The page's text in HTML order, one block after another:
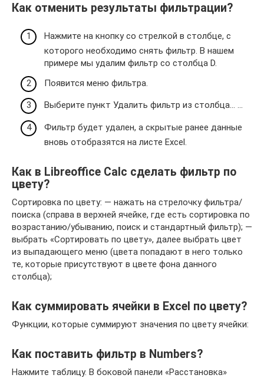
Как отменить результаты фильтрации?
Нажмите на кнопку со стрелкой в столбце, с
которого необходимо снять фильтр. В нашем
примере мы удалим фильтр со столбца D.
Появится меню фильтра.
Выберите пункт Удалить фильтр из столбца… …
Фильтр будет удален, а скрытые ранее данные
вновь отобразятся на листе Excel.
Как в Libreoffice Calc сделать фильтр по
цвету?
Сортировка по цвету: — нажать на стрелочку фильтра/
поиска (справа в верхней ячейке, где есть сортировка по
возрастанию/убыванию, поиск и стандартный фильтр); —
выбрать «Сортировать по цвету», далее выбрать цвет
из выпадающего меню (цвета попадают в него только
те, которые присутствуют в цвете фона данного
столбца);
Как суммировать ячейки в Excel по цвету?
Функции, которые суммируют значения по цвету ячейки:
Как поставить фильтр в Numbers?
Нажмите таблицу. В боковой панели «Расстановка»